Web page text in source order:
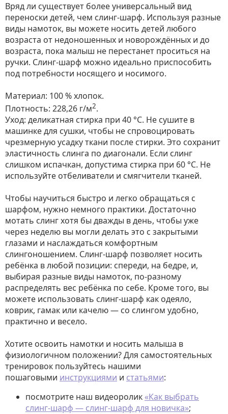
Вряд ли существует более универсальный вид
переноски детей, чем слинг-шарф. Используя разные
виды намоток, вы можете носить детей любого
возраста от недоношенных и новорождённых и до
возраста, пока малыш не перестанет проситься на
ручки. Слинг-шарф можно идеально приспособить
под потребности носящего и носимого.
Материал: 100 % хлопок.
Плотность: 228,26 г/м2.
Уход: деликатная стирка при 40 °С. Не сушите в
машинке для сушки, чтобы не спровоцировать
чрезмерную усадку ткани после стирки. Это сохранит
эластичность слинга по диагонали. Если слинг
слишком испачкан, допустима стирка при 60 °C. Не
используйте отбеливатели и смягчители тканей.
Чтобы научиться быстро и легко обращаться с
шарфом, нужно немного практики. Достаточно
мотать слинг хотя бы дважды в день, чтобы уже
через неделю вы могли делать это с закрытыми
глазами и наслаждаться комфортным
слингоношением. Слинг-шарф позволяет носить
ребёнка в любой позиции: спереди, на бедре, и,
выбирая разные виды намоток, по-разному
распределять вес ребёнка по себе. Кроме того, вы
можете использовать слинг-шарф как одеяло,
коврик, гамак или качелю — со слингом удобно,
практично и весело.
Хотите освоить намотки и носить малыша в
физиологичном положении? Для самостоятельных
тренировок пользуйтесь нашими
пошаговыми инструкциями и статьями:
посмотрите наш видеоролик «Как выбрать
слинг-шарф — слинг-шарф для новичка»;